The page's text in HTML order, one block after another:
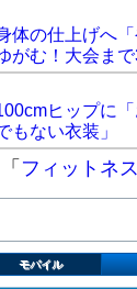
体の仕上げへ
がむ！大会まで
ヒップに
もない衣装」
フィットネス
モバイル